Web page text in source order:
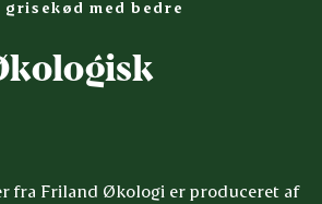
med bedre
fra Friland Økologi er produceret af